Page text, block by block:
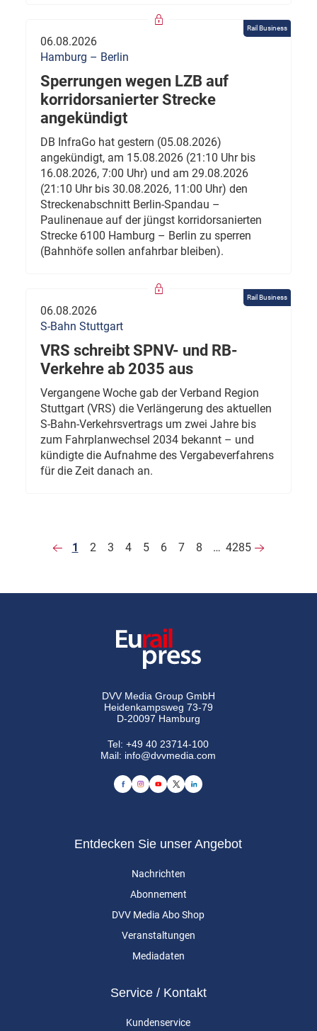
Rail Business
06.08.2026
Hamburg – Berlin
Sperrungen wegen LZB auf
korridorsanierter Strecke
angekündigt
DB InfraGo hat gestern (05.08.2026)
angekündigt, am 15.08.2026 (21:10 Uhr bis
16.08.2026, 7:00 Uhr) und am 29.08.2026
(21:10 Uhr bis 30.08.2026, 11:00 Uhr) den
Streckenabschnitt Berlin-Spandau –
Paulinenaue auf der jüngst korridorsanierten
Strecke 6100 Hamburg – Berlin zu sperren
(Bahnhöfe sollen anfahrbar bleiben).
Rail Business
06.08.2026
S-Bahn Stuttgart
VRS schreibt SPNV- und RB-
Verkehre ab 2035 aus
Vergangene Woche gab der Verband Region
Stuttgart (VRS) die Verlängerung des aktuellen
S-Bahn-Verkehrsvertrags um zwei Jahre bis
zum Fahrplanwechsel 2034 bekannt – und
kündigte die Aufnahme des Vergabeverfahrens
für die Zeit danach an.
1 2 3 4 5 6 7 8 … 4285
DVV Media Group GmbH
Heidenkampsweg 73-79
D-20097 Hamburg
Tel:+49 40 23714-100
Mail: info@dvvmedia.com
Entdecken Sie unser Angebot
Nachrichten
Abonnement
DVV Media Abo Shop
Veranstaltungen
Mediadaten
Service / Kontakt
Kundenservice